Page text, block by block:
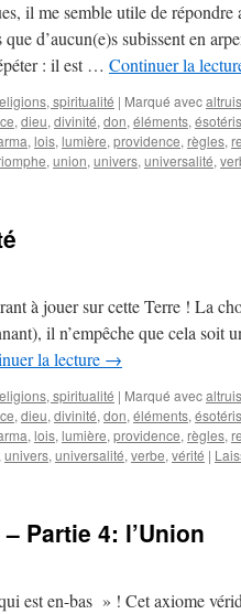
il me semble utile de
d’aucun(e)s subissent en
: il est … Continuer la
spiritualité | Marqué avec
, dieu, divinité, don, éléments,
, lois, lumière, providence, règles,
, union, univers, universalité,
à jouer sur cette Terre ! La
il n’empêche que cela soit
la lecture →
spiritualité | Marqué avec
, dieu, divinité, don, éléments,
, lois, lumière, providence, règles,
univers, universalité, verbe, vérité |
Partie 4: l’Union
est en-bas » ! Cet axiome